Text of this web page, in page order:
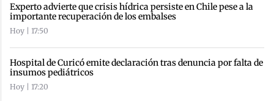
Experto advierte que crisis hídrica persiste en Chile pese a la
importante recuperación de los embalses
Hoy | 17:50
Hospital de Curicó emite declaración tras denuncia por falta de
insumos pediátricos
Hoy | 17:20